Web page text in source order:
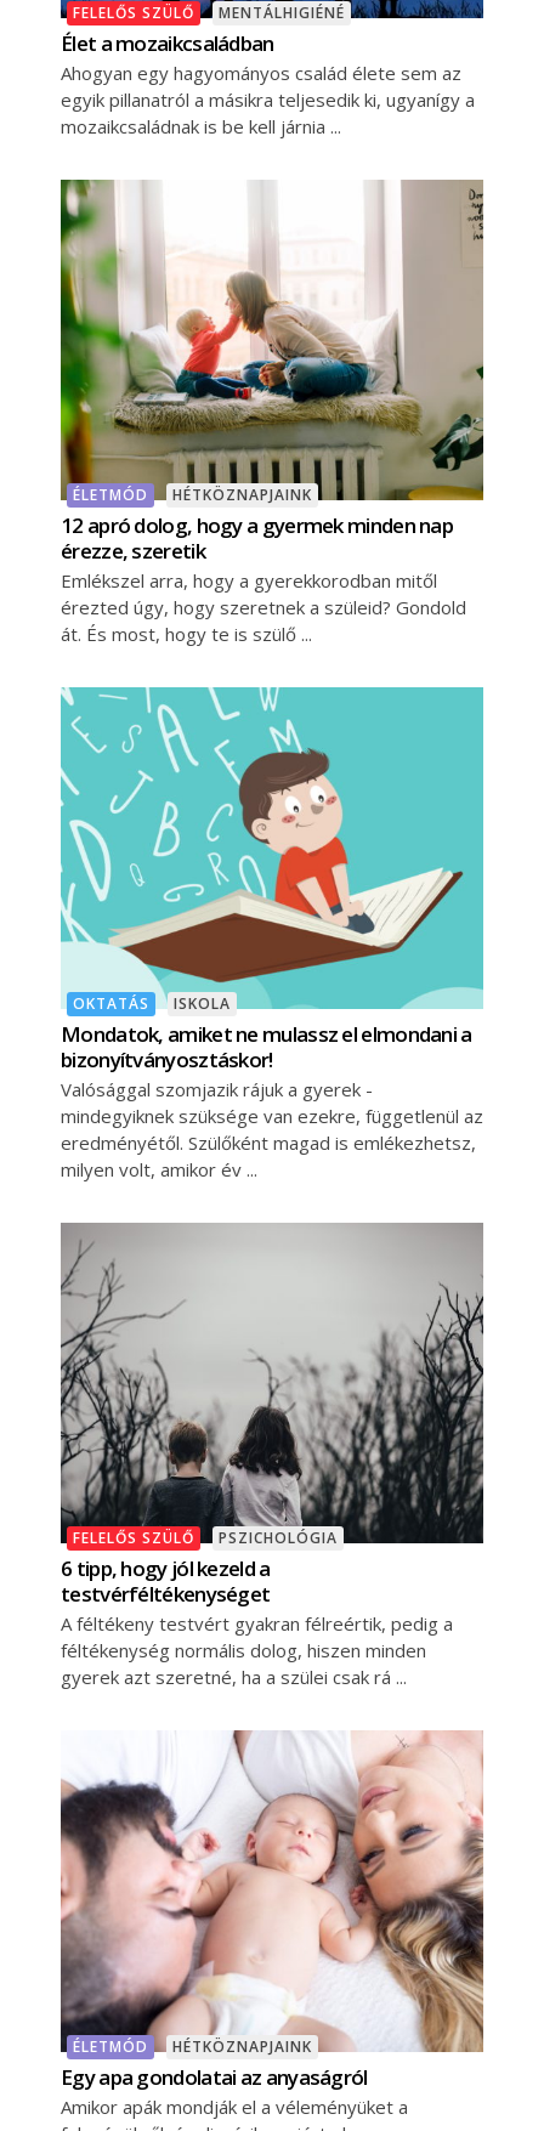
FELELŐS SZÜLŐ MENTÁLHIGIÉNÉ
Élet a mozaikcsaládban
Ahogyan egy hagyományos család élete sem az
egyik pillanatról a másikra teljesedik ki, ugyanígy a
mozaikcsaládnak is be kell járnia
ÉLETMÓD HÉTKÖZNAPJAINK
12 apró dolog, hogy a gyermek minden nap
érezze, szeretik
Emlékszel arra, hogy a gyerekkorodban mitől
érezted úgy, hogy szeretnek a szüleid? Gondold
át. És most, hogy te is szülő
OKTATÁS ISKOLA
Mondatok, amiket ne mulassz el elmondani a
bizonyítványosztáskor!
Valósággal szomjazik rájuk a gyerek -
mindegyiknek szüksége van ezekre, függetlenül az
eredményétől. Szülőként magad is emlékezhetsz,
milyen volt, amikor év
FELELŐS SZÜLŐ PSZICHOLÓGIA
6 tipp, hogy jól kezeld a
testvérféltékenységet
A féltékeny testvért gyakran félreértik, pedig a
féltékenység normális dolog, hiszen minden
gyerek azt szeretné, ha a szülei csak rá
ÉLETMÓD HÉTKÖZNAPJAINK
Egy apa gondolatai az anyaságról
Amikor apák mondják el a véleményüket a